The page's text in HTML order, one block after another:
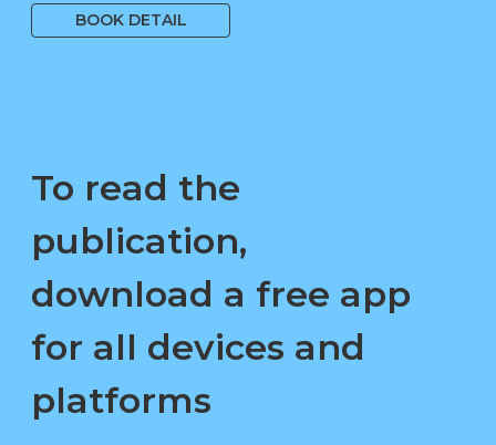
BOOK DETAIL
To read the
publication,
download a free app
for all devices and
platforms